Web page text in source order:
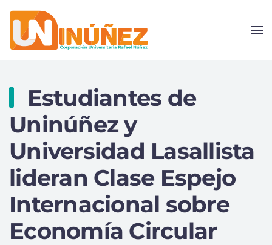
Skip to main content
Estudiantes de
Uninúñez y
Universidad Lasallista
lideran Clase Espejo
Internacional sobre
Economía Circular